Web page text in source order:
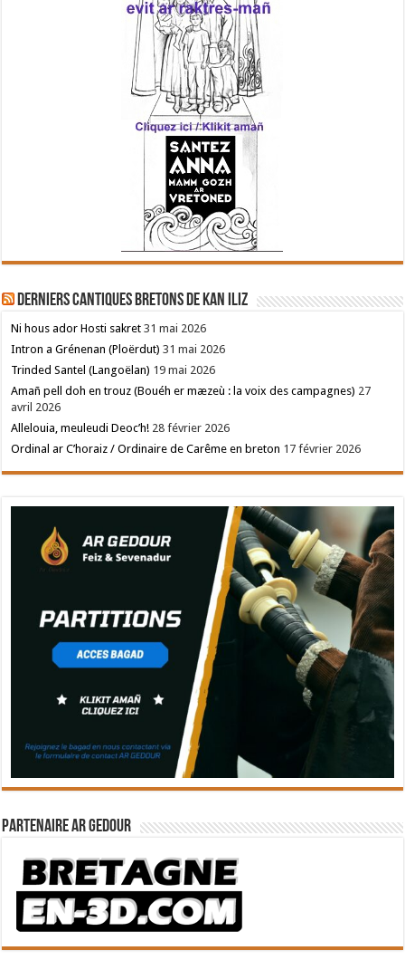
Derniers cantiques bretons de Kan Iliz
Ni hous ador Hosti sakret 31 mai 2026
Intron a Grénenan (Ploërdut) 31 mai 2026
Trinded Santel (Langoëlan) 19 mai 2026
Amañ pell doh en trouz (Bouéh er mæzeù : la voix des campagnes) 27
avril 2026
Allelouia, meuleudi Deoc’h! 28 février 2026
Ordinal ar C’horaiz / Ordinaire de Carême en breton 17 février 2026
Partenaire Ar Gedour